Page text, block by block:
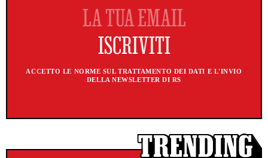
ACCETTO LE NORME SUL TRATTAMENTO DEI DATI E L'INVIO
DELLA NEWSLETTER DI RS